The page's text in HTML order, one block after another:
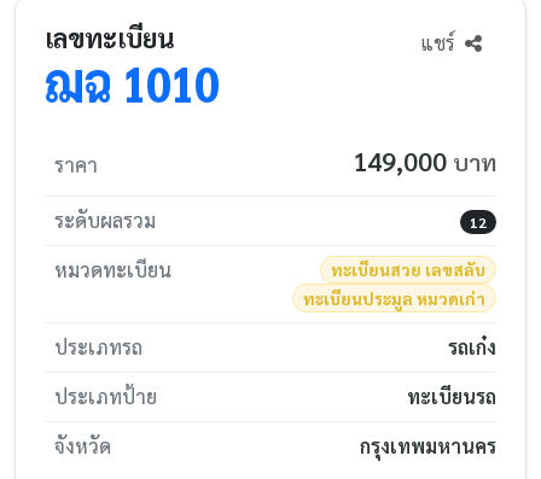
เลขทะเบียน
ฌฉ 1010
แชร์
ราคา 149,000 บาท
ระดับผลรวม 12
หมวดทะเบียน
ทะเบียนสวย เลขสลับ
ทะเบียนประมูล หมวดเก่า
ประเภทรถ
รถเก๋ง
ประเภทป้าย
ทะเบียนรถ
จังหวัด
กรุงเทพมหานคร